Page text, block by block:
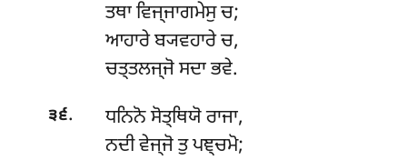
ਤਥਾ ਵਿਜ੍ਜਾਗਮੇਸੁ ਚ;
ਆਹਾਰੇ ਬ੍ਯਵਹਾਰੇ ਚ,
ਚਤ੍ਤਲਜ੍ਜੋ ਸਦਾ ਭਵੇ.
੩੬.
ਧਨਿਨੋ ਸੋਤ੍ਥਿਯੋ ਰਾਜਾ,
ਨਦੀ ਵੇਜ੍ਜੋ ਤੁ ਪਞ੍ਚਮੋ;